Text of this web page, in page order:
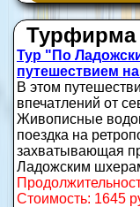
Тур "По
путешествием
В этом
впечатлений от
Живописные
поездка на
захватывающая
Ладожским
Стоимость: 1645